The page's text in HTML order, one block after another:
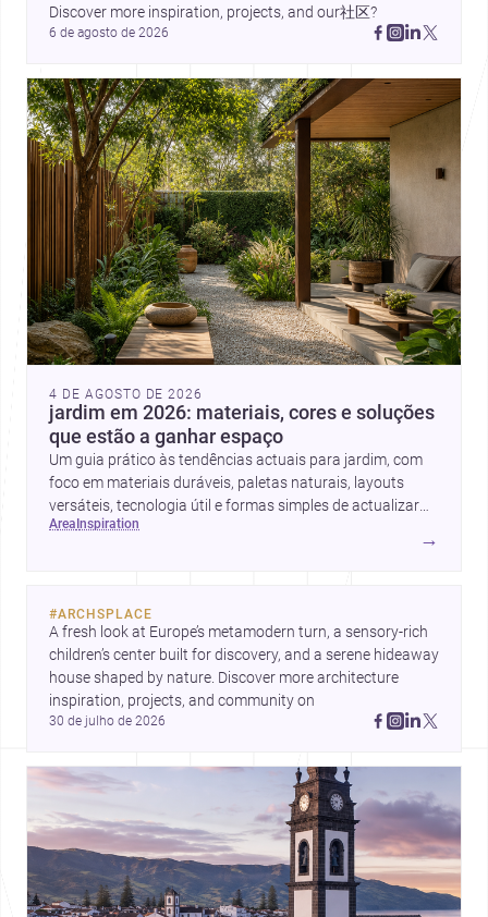
Discover more inspiration, projects, and our社区?
6 de agosto de 2026
4 DE AGOSTO DE 2026
jardim em 2026: materiais, cores e soluções
que estão a ganhar espaço
Um guia prático às tendências actuais para jardim, com
foco em materiais duráveis, paletas naturais, layouts
versáteis, tecnologia útil e formas simples de actualizar
sem obras totais.
area inspiration
→
#ARCHSPLACE
A fresh look at Europe’s metamodern turn, a sensory-rich
children’s center built for discovery, and a serene hideaway
house shaped by nature. Discover more architecture
30 de julho de 2026